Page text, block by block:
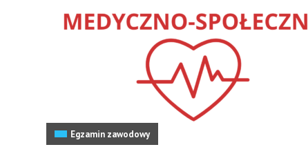
Egzamin zawodowy